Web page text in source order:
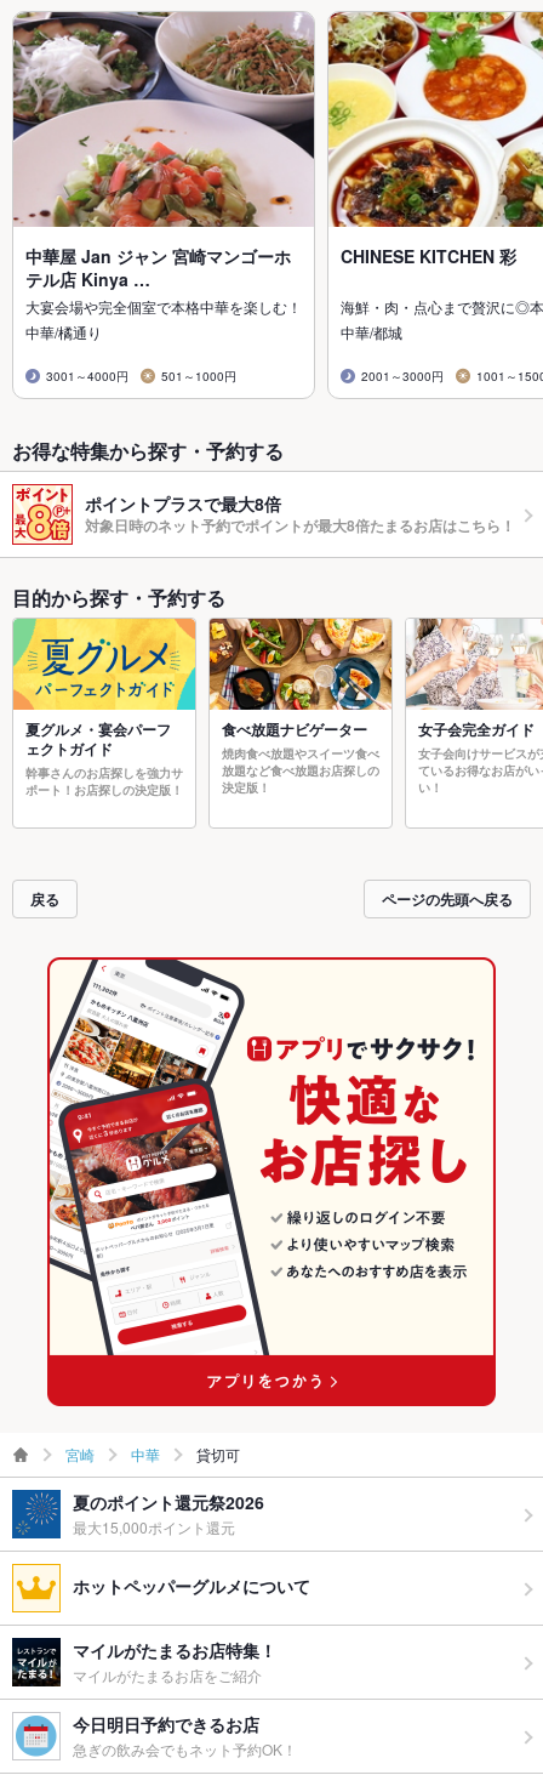
中華屋 Jan ジャン 宮崎マンゴーホ
テル店 Kinya …
大宴会場や完全個室で本格中華を楽しむ！
中華/橘通り
3001～4000円 501～1000円
CHINESE KITCHEN 彩
海鮮・肉・点心まで贅沢に◎
中華/都城
2001～3000円 1001～
お得な特集から探す・予約する
ポイントプラスで最大8倍
対象日時のネット予約でポイントが最大8倍たまるお店はこちら！
目的から探す・予約する
夏グルメ・宴会パーフ
ェクトガイド
幹事さんのお店探しを強力サ
ポート！お店探しの決定版！
食べ放題ナビゲーター
焼肉食べ放題やスイーツ食べ
放題など食べ放題お店探しの
決定版！
女子会完全ガイド
女子会向けサービスが
ているお得なお店がい
い！
戻る ページの先頭へ戻る
宮崎 中華 貸切可
夏のポイント還元祭2026
最大15,000ポイント還元
ホットペッパーグルメについて
マイルがたまるお店特集！
マイルがたまるお店をご紹介
今日明日予約できるお店
急ぎの飲み会でもネット予約OK！